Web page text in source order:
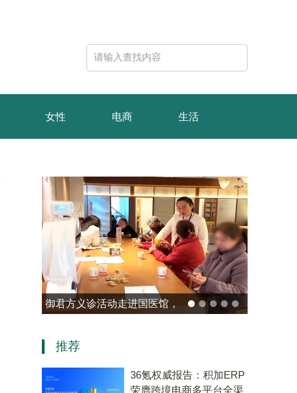
女性 电商 生活
玻色量子完成10亿元B轮融
算机赛道唯一代表！
推荐
36氪权威报告：积加ERP
荣膺跨境电商多平台全渠